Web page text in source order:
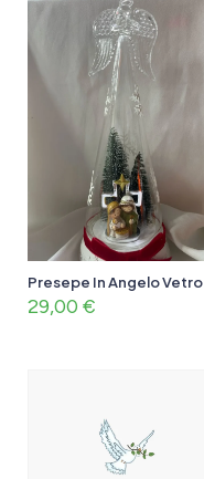
Presepe In Angelo Vetro
29,00 €